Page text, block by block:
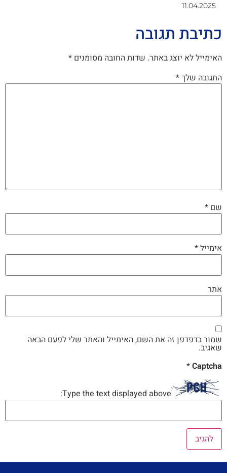
11.04.2025
כתיבת תגובה
האימייל לא יוצג באתר. שדות החובה מסומנים *
התגובה שלך*
שם *
אימייל*
אתר
שמור בדפדפן זה את השם, האימייל והאתר שלי לפעם הבאה
שאגיב.
Captcha
*
Type the text displayed above: